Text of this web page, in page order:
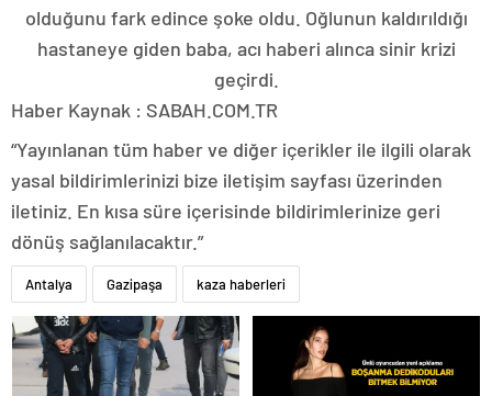
olduğunu fark edince şoke oldu. Oğlunun kaldırıldığı
hastaneye giden baba, acı haberi alınca sinir krizi
geçirdi.
Haber Kaynak : SABAH.COM.TR
“Yayınlanan tüm haber ve diğer içerikler ile ilgili olarak
yasal bildirimlerinizi bize iletişim sayfası üzerinden
iletiniz. En kısa süre içerisinde bildirimlerinize geri
dönüş sağlanılacaktır.”
Antalya Gazipaşa kaza haberleri